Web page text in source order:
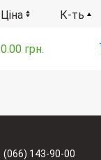
Ціна К-ть
0.00 грн.
(066) 143-90-00